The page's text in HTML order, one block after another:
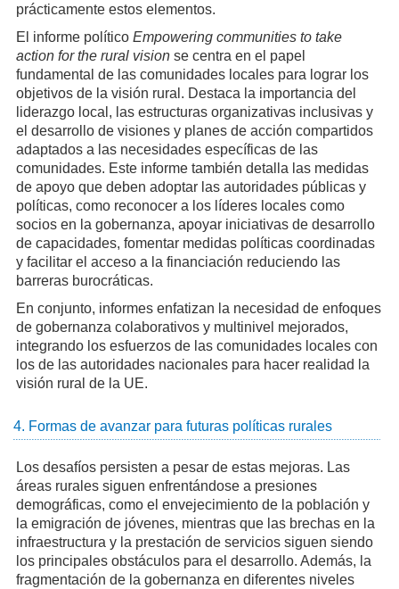
prácticamente estos elementos.
El informe político Empowering communities to take
action for the rural visionse centra en el papel
fundamental de las comunidades locales para lograr los
objetivos de la visión rural. Destaca la importancia del
liderazgo local, las estructuras organizativas inclusivas y
el desarrollo de visiones y planes de acción compartidos
adaptados a las necesidades específicas de las
comunidades. Este informe también detalla las medidas
de apoyo que deben adoptar las autoridades públicas y
políticas, como reconocer a los líderes locales como
socios en la gobernanza, apoyar iniciativas de desarrollo
de capacidades, fomentar medidas políticas coordinadas
y facilitar el acceso a la financiación reduciendo las
barreras burocráticas.
En conjunto, informes enfatizan la necesidad de enfoques
de gobernanza colaborativos y multinivel mejorados,
integrando los esfuerzos de las comunidades locales con
los de las autoridades nacionales para hacer realidad la
visión rural de la UE.
4. Formas de avanzar para futuras políticas rurales
Los desafíos persisten a pesar de estas mejoras. Las
áreas rurales siguen enfrentándose a presiones
demográficas, como el envejecimiento de la población y
la emigración de jóvenes, mientras que las brechas en la
infraestructura y la prestación de servicios siguen siendo
los principales obstáculos para el desarrollo. Además, la
fragmentación de la gobernanza en diferentes niveles